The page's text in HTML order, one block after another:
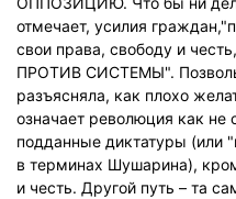
отмечает, усилия
свои права, свободу и
ПРОТИВ СИСТЕМЫ".
разъясняла, как плохо
означает революция как
подданные диктатуры (или
в терминах Шушарина),
и честь. Другой путь – та